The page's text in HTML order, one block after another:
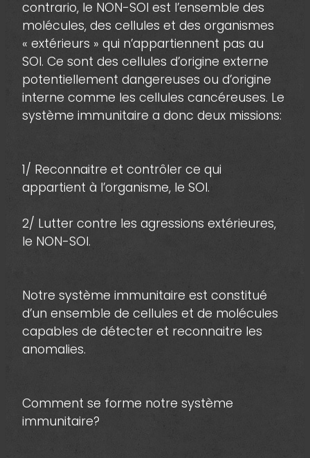
contrario, le NON-SOI est l’ensemble des
molécules, des cellules et des organismes
« extérieurs » qui n’appartiennent pas au
SOI. Ce sont des cellules d’origine externe
potentiellement dangereuses ou d’origine
interne comme les cellules cancéreuses. Le
système immunitaire a donc deux missions:
1/ Reconnaitre et contrôler ce qui
appartient à l’organisme, le SOI.
2/ Lutter contre les agressions extérieures,
le NON-SOI.
Notre système immunitaire est constitué
d’un ensemble de cellules et de molécules
capables de détecter et reconnaitre les
anomalies.
Comment se forme notre système
immunitaire?